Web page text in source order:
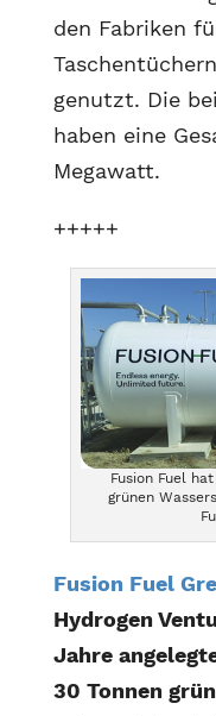
den Fabriken
genutzt. Die
haben eine
Megawatt.
+++++
Fusion Fuel
grünen
Fusion Fuel
Hydrogen
Jahre
30 Tonnen